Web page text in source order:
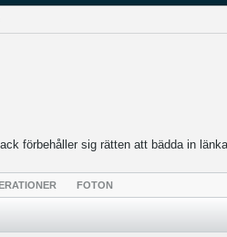
förbehåller sig rätten att bädda in
FOTON